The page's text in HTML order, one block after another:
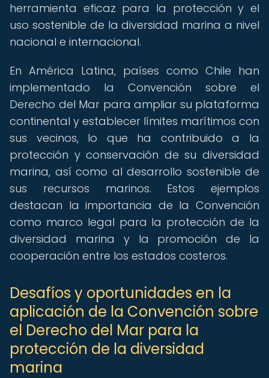
herramienta eficaz para la protección y el
uso sostenible de la diversidad marina a nivel
nacional e internacional.
En América Latina, países como Chile han
implementado la Convención sobre el
Derecho del Mar para ampliar su plataforma
continental y establecer límites marítimos con
sus vecinos, lo que ha contribuido a la
protección y conservación de su diversidad
marina, así como al desarrollo sostenible de
sus recursos marinos. Estos ejemplos
destacan la importancia de la Convención
como marco legal para la protección de la
diversidad marina y la promoción de la
cooperación entre los estados costeros.
Desafíos y oportunidades en la
aplicación de la Convención sobre
el Derecho del Mar para la
protección de la diversidad
marina